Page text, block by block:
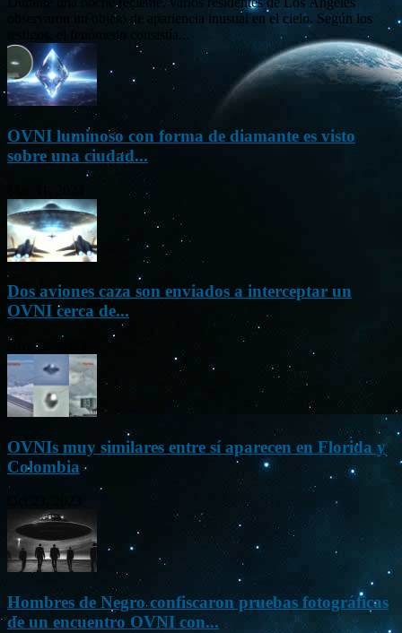
observaron un objeto de apariencia inusual en el cielo. Según los
testigos, el fenómeno consistía...
OVNI luminoso con forma de diamante es visto
sobre una ciudad...
Dos aviones caza son enviados a interceptar un
OVNI cerca de...
Nov 22, 2023
OVNIs muy similares entre sí aparecen en Florida y
Colombia
Hombres de Negro confiscaron pruebas fotográficas
de un encuentro OVNI con...